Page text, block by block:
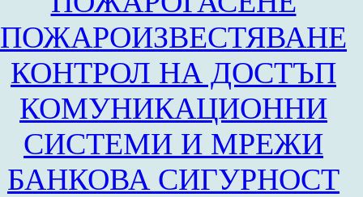
ПОЖАРОИЗВЕСТЯВАНЕ
КОНТРОЛ НА ДОСТЪП
КОМУНИКАЦИОННИ
СИСТЕМИ И МРЕЖИ
БАНКОВА СИГУРНОСТ